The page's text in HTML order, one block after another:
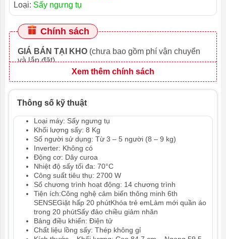
Loại: Sấy ngưng tụ
Chính sách
GIÁ BÁN TẠI KHO (chưa bao gồm phí vận chuyển
và lắp đặt)
Xem thêm chính sách
Thông số kỹ thuật
Loại máy: Sấy ngưng tụ
Khối lượng sấy: 8 Kg
Số người sử dụng: Từ 3 – 5 người (8 – 9 kg)
Inverter: Không có
Động cơ: Dây curoa
Nhiệt độ sấy tối đa: 70°C
Công suất tiêu thụ: 2700 W
Số chương trình hoạt động: 14 chương trình
Tiện ích:Công nghệ cảm biến thông minh 6th
SENSEGiặt hấp 20 phútKhóa trẻ emLàm mới quần áo
trong 20 phútSấy đảo chiều giảm nhăn
Bảng điều khiển: Điện tử
Chất liệu lồng sấy: Thép không gỉ